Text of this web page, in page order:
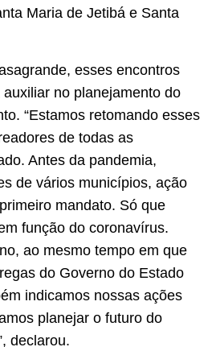
Maria de Jetibá e Santa
esses encontros
no planejamento do
“Estamos retomando esses
de todas as
Antes da pandemia,
de vários municípios, ação
mandato. Só que
função do coronavírus.
ao mesmo tempo em que
do Governo do Estado
indicamos nossas ações
planejar o futuro do
declarou.